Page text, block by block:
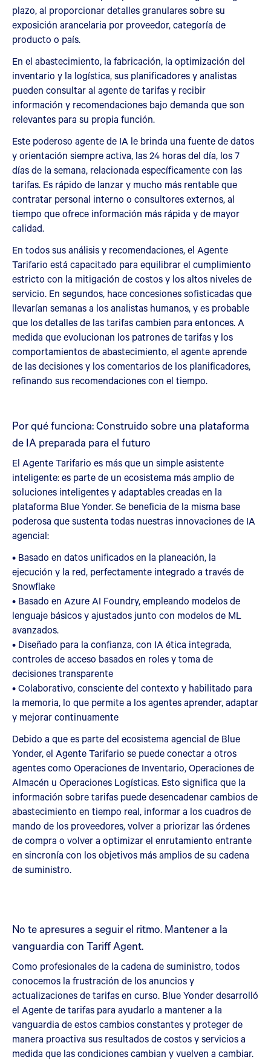
plazo, al proporcionar detalles granulares sobre su
exposición arancelaria por proveedor, categoría de
producto o país.
En el abastecimiento, la fabricación, la optimización del
inventario y la logística, sus planificadores y analistas
pueden consultar al agente de tarifas y recibir
información y recomendaciones bajo demanda que son
relevantes para su propia función.
Este poderoso agente de IA le brinda una fuente de datos
y orientación siempre activa, las 24 horas del día, los 7
días de la semana, relacionada específicamente con las
tarifas. Es rápido de lanzar y mucho más rentable que
contratar personal interno o consultores externos, al
tiempo que ofrece información más rápida y de mayor
calidad.
En todos sus análisis y recomendaciones, el Agente
Tarifario está capacitado para equilibrar el cumplimiento
estricto con la mitigación de costos y los altos niveles de
servicio. En segundos, hace concesiones sofisticadas que
llevarían semanas a los analistas humanos, y es probable
que los detalles de las tarifas cambien para entonces. A
medida que evolucionan los patrones de tarifas y los
comportamientos de abastecimiento, el agente aprende
de las decisiones y los comentarios de los planificadores,
refinando sus recomendaciones con el tiempo.
Por qué funciona: Construido sobre una plataforma
de IA preparada para el futuro
El Agente Tarifario es más que un simple asistente
inteligente: es parte de un ecosistema más amplio de
soluciones inteligentes y adaptables creadas en la
plataforma Blue Yonder. Se beneficia de la misma base
poderosa que sustenta todas nuestras innovaciones de IA
agencial:
• Basado en datos unificados en la planeación, la
ejecución y la red, perfectamente integrado a través de
Snowflake
• Basado en Azure AI Foundry, empleando modelos de
lenguaje básicos y ajustados junto con modelos de ML
avanzados.
• Diseñado para la confianza, con IA ética integrada,
controles de acceso basados en roles y toma de
decisiones transparente
• Colaborativo, consciente del contexto y habilitado para
la memoria, lo que permite a los agentes aprender, adaptar
y mejorar continuamente
Debido a que es parte del ecosistema agencial de Blue
Yonder, el Agente Tarifario se puede conectar a otros
agentes como Operaciones de Inventario, Operaciones de
Almacén u Operaciones Logísticas. Esto significa que la
información sobre tarifas puede desencadenar cambios de
abastecimiento en tiempo real, informar a los cuadros de
mando de los proveedores, volver a priorizar las órdenes
de compra o volver a optimizar el enrutamiento entrante
en sincronía con los objetivos más amplios de su cadena
de suministro.
No te apresures a seguir el ritmo. Mantener a la
vanguardia con Tariff Agent.
Como profesionales de la cadena de suministro, todos
conocemos la frustración de los anuncios y
actualizaciones de tarifas en curso. Blue Yonder desarrolló
el Agente de tarifas para ayudarlo a mantener a la
vanguardia de estos cambios constantes y proteger de
manera proactiva sus resultados de costos y servicios a
medida que las condiciones cambian y vuelven a cambiar.